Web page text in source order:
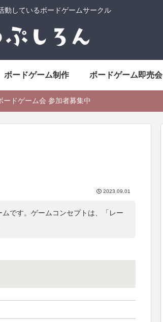
動しているボードゲームサークル
ボードゲーム制作 ボードゲーム即売会
ードゲーム会 参加者募集中
2023.09.01
です。ゲームコンセプトは、「レー